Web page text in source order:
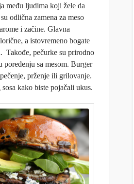
među ljudima koji žele da
odlična zamena za meso
i začine. Glavna
a istovremeno bogate
Takođe, pečurke su prirodno
sa mesom. Burger
prženje ili grilovanje.
kako biste pojačali ukus.